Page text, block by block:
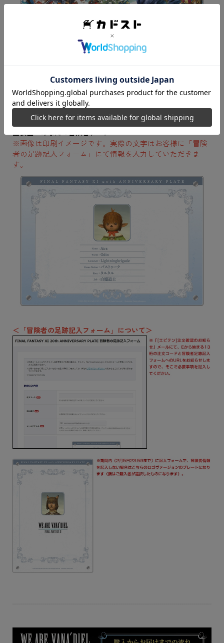
■裏面：あなたの冒険者データ
※画像は印刷イメージです。実際の文字はお客様に「冒険
者の足跡記入フォーム」にて情報を入力していただきま
す。
＜「冒険者の足跡記入フォーム」について＞